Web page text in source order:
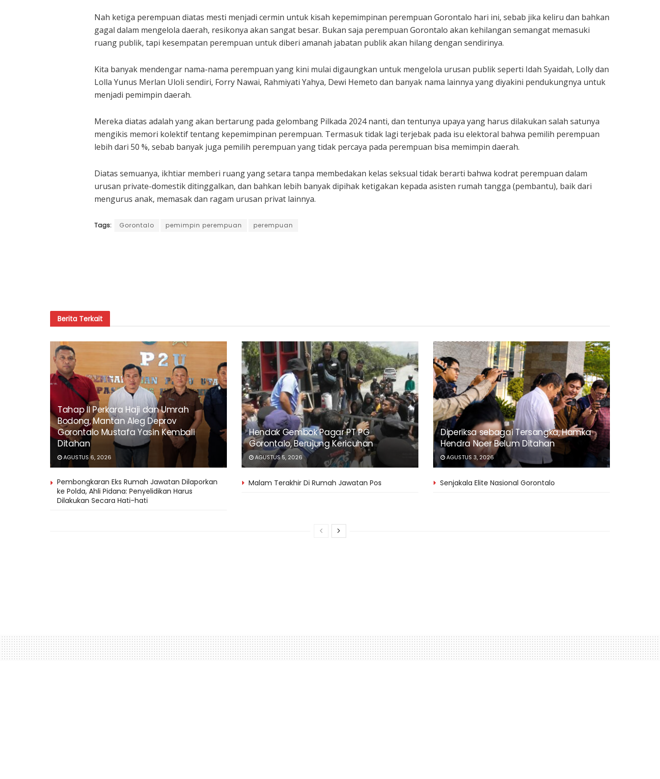
Nah ketiga perempuan diatas mesti menjadi cermin untuk kisah kepemimpinan perempuan Gorontalo hari ini, sebab jika keliru dan bahkan
gagal dalam mengelola daerah, resikonya akan sangat besar. Bukan saja perempuan Gorontalo akan kehilangan semangat memasuki
ruang publik, tapi kesempatan perempuan untuk diberi amanah jabatan publik akan hilang dengan sendirinya.
Kita banyak mendengar nama-nama perempuan yang kini mulai digaungkan untuk mengelola urusan publik seperti Idah Syaidah, Lolly dan
Lolla Yunus Merlan Uloli sendiri, Forry Nawai, Rahmiyati Yahya, Dewi Hemeto dan banyak nama lainnya yang diyakini pendukungnya untuk
menjadi pemimpin daerah.
Mereka diatas adalah yang akan bertarung pada gelombang Pilkada 2024 nanti, dan tentunya upaya yang harus dilakukan salah satunya
mengikis memori kolektif tentang kepemimpinan perempuan. Termasuk tidak lagi terjebak pada isu elektoral bahwa pemilih perempuan
lebih dari 50 %, sebab banyak juga pemilih perempuan yang tidak percaya pada perempuan bisa memimpin daerah.
Diatas semuanya, ikhtiar memberi ruang yang setara tanpa membedakan kelas seksual tidak berarti bahwa kodrat perempuan dalam
urusan private-domestik ditinggalkan, dan bahkan lebih banyak dipihak ketigakan kepada asisten rumah tangga (pembantu), baik dari
mengurus anak, memasak dan ragam urusan privat lainnya.
Tags: Gorontalo pemimpin perempuan perempuan
Berita Terkait
Tahap II Perkara Haji dan Umrah
Bodong, Mantan Aleg Deprov
Gorontalo Mustafa Yasin Kembali
Ditahan
AGUSTUS 6, 2026
Hendak Gembok Pagar PT PG
Gorontalo, Berujung Kericuhan
AGUSTUS 5, 2026
Diperiksa sebagai Tersangka, Hamka
Hendra Noer Belum Ditahan
AGUSTUS 3, 2026
Pembongkaran Eks Rumah Jawatan Dilaporkan
ke Polda, Ahli Pidana: Penyelidikan Harus
Dilakukan Secara Hati-hati
Malam Terakhir Di Rumah Jawatan Pos Senjakala Elite Nasional Gorontalo